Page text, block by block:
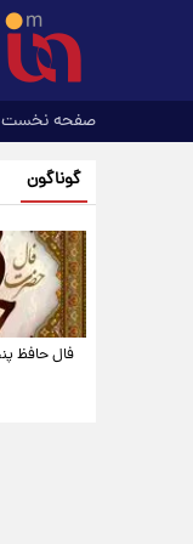
صفحه نخست
گوناگون